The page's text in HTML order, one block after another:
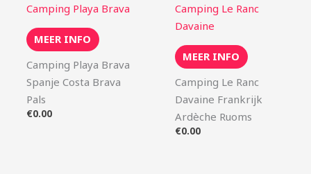
Camping Playa Brava
MEER INFO
Camping Playa Brava
Spanje Costa Brava
Pals
€0.00
Camping Le Ranc
Davaine
MEER INFO
Camping Le Ranc
Davaine Frankrijk
Ardèche Ruoms
€0.00